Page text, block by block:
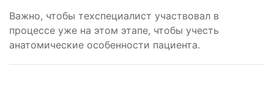
Важно, чтобы техспециалист участвовал в
процессе уже на этом этапе, чтобы учесть
анатомические особенности пациента.